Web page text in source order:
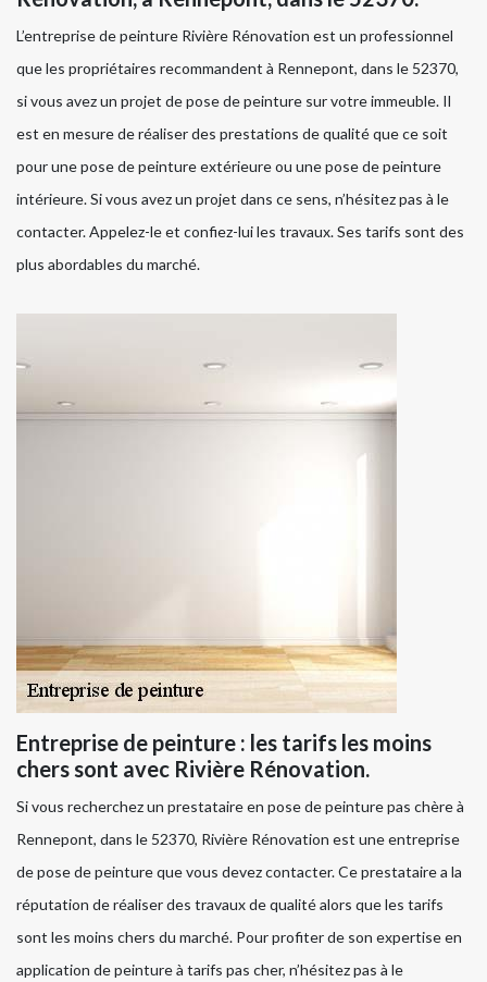
L’entreprise de peinture Rivière Rénovation est un professionnel
que les propriétaires recommandent à Rennepont, dans le 52370,
si vous avez un projet de pose de peinture sur votre immeuble. Il
est en mesure de réaliser des prestations de qualité que ce soit
pour une pose de peinture extérieure ou une pose de peinture
intérieure. Si vous avez un projet dans ce sens, n’hésitez pas à le
contacter. Appelez-le et confiez-lui les travaux. Ses tarifs sont des
plus abordables du marché.
Entreprise de peinture : les tarifs les moins
chers sont avec Rivière Rénovation.
Si vous recherchez un prestataire en pose de peinture pas chère à
Rennepont, dans le 52370, Rivière Rénovation est une entreprise
de pose de peinture que vous devez contacter. Ce prestataire a la
réputation de réaliser des travaux de qualité alors que les tarifs
sont les moins chers du marché. Pour profiter de son expertise en
application de peinture à tarifs pas cher, n’hésitez pas à le